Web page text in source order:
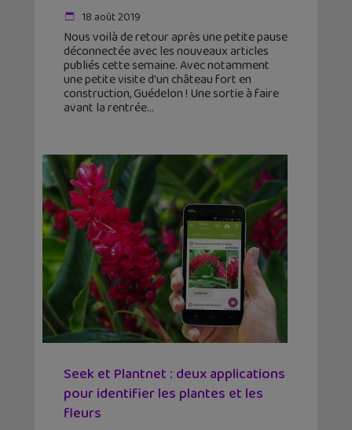
18 août 2019
Nous voilà de retour après une petite pause
déconnectée avec les nouveaux articles
publiés cette semaine. Avec notamment
une petite visite d'un château fort en
construction, Guédelon ! Une sortie à faire
avant la rentrée
Seek et Plantnet : deux applications
pour identifier les plantes et les
fleurs